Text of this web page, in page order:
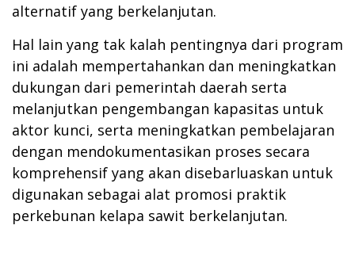
alternatif yang berkelanjutan.
Hal lain yang tak kalah pentingnya dari program
ini adalah mempertahankan dan meningkatkan
dukungan dari pemerintah daerah serta
melanjutkan pengembangan kapasitas untuk
aktor kunci, serta meningkatkan pembelajaran
dengan mendokumentasikan proses secara
komprehensif yang akan disebarluaskan untuk
digunakan sebagai alat promosi praktik
perkebunan kelapa sawit berkelanjutan.